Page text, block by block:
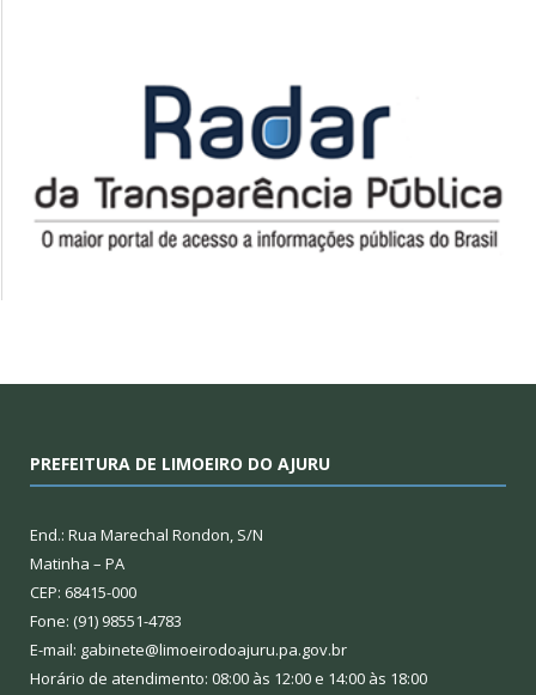
PREFEITURA DE LIMOEIRO DO AJURU
End.: Rua Marechal Rondon, S/N
Matinha – PA
CEP: 68415-000
Fone: (91) 98551-4783
E-mail: gabinete@limoeirodoajuru.pa.gov.br
Horário de atendimento: 08:00 às 12:00 e 14:00 às 18:00